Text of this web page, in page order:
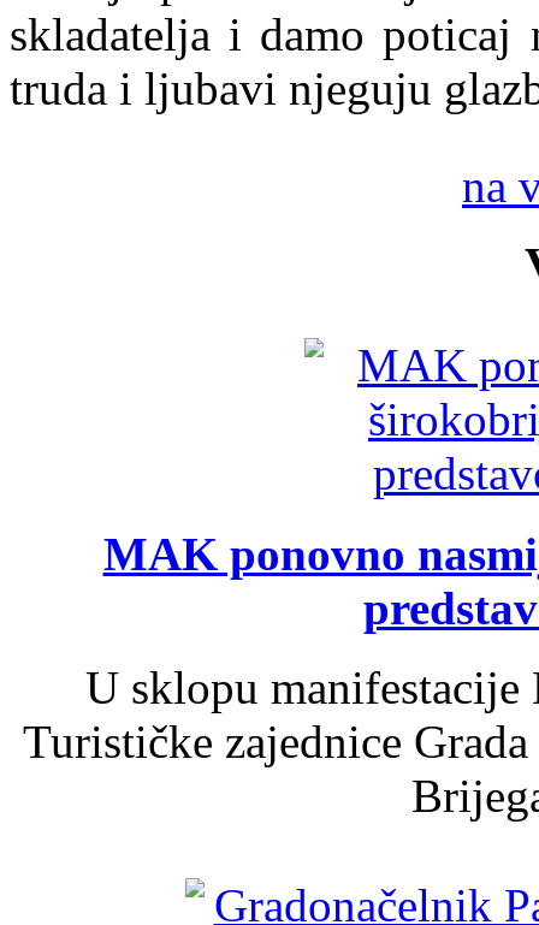
skladatelja i damo poticaj
truda i ljubavi njeguju
na
MAK ponovno
U sklopu
Turističke zajednice